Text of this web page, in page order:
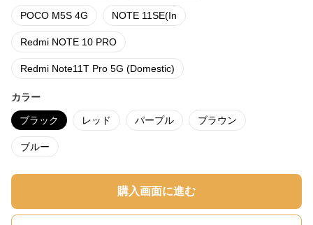
POCO M5S 4G NOTE 11SE(In
Redmi NOTE 10 PRO
Redmi Note11T Pro 5G (Domestic)
カラー
ブラック レッド パープル ブラウン
ブルー
購入画面に進む